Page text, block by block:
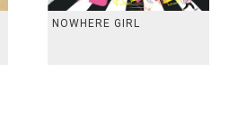
NOWHERE GIRL